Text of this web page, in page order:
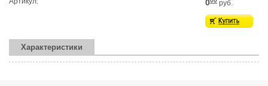
0 руб.
Характеристики